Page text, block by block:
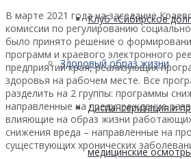
Клуб «Сибирское
Здоровый образ жизни
Диспансеризация и
медицинские осмотры
В марте 2021 года на заседание
комиссии по регулированию
было принято решение о
программ и краевого электронного
предприятий края, реализующих
здоровья на рабочем месте. Все
разделить на 2 группы: программы
направленные на предупреждение
влияющие на образ жизни
снижения вреда – направленные на
существующих хронических